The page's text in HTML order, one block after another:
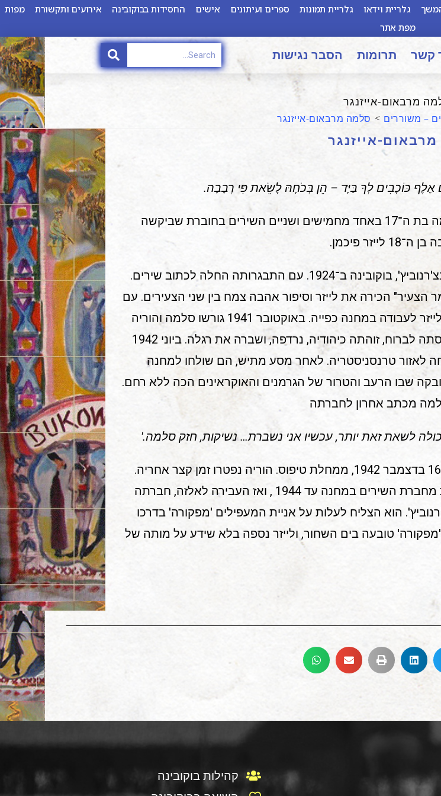
גלריית וידאו גלריית תמונות ספרים ועיתונים אישים החסידות בבוקובינה אירועים ותקשורת
מפות
מפת אתר
קשר תרומות הסבר נגישות
מרבאום-אייזנגר
– משוררים > סלמה מרבאום-אייזנגר
אייזנגר
אֶלֶף כּוֹכָבִים לְךָ בַּיָּד – הֵן בְּכֹחָהּ לָשֵׂאת פִּי רְבָבָה.
כך כתבה סלמה בת ה־17 באחד מחמישים ושניים השירים בחוברת שביקשה
פיכמן.
סלמה נולדה בצ'רנוביץ', בוקובינה ב־1924. עם התבגרותה החלה לכתוב שירים.
הצעיר" הכירה את לייזר וסיפור אהבה צמח בין שני הצעירים. עם
הכיבוש נלקח לייזר לעבודה במחנה כפייה. באוקטובר 1941 גורשו סלמה והוריה
לגטו. סלמה ניסתה לברוח, זוהתה כיהודיה, נרדפה, ושברה את רגלה. ביוני 1942
לאזור טרנסניסטריה. לאחר מסע מתיש, הם שולחו למחנה
שבו הרעב והטרור של הגרמנים והאוקראינים הכה ללא רחם.
מכתב אחרון לחברתה
יכולה לשאת זאת יותר, עכשיו אני נשברת… נשיקות, חזק סלמה.'
לייזר, שמר את מחברת השירים במחנה עד 1944 , ואז העבירה לאלזה, חברתה
הוא הצליח לעלות על אניית המעפילים 'מפקורה' בדרכו
טובעה בים השחור, ולייזר נספה בלא שידע על מותה של
קהילות בוקובינה